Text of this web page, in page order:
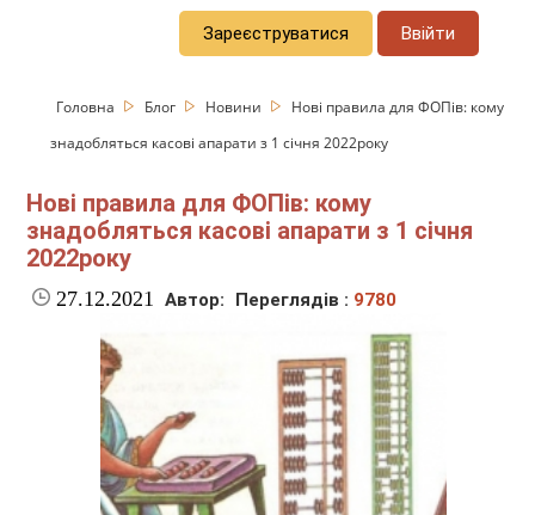
Зареєструватися Ввійти
Головна Блог Новини
Нові правила для ФОПів: кому
знадобляться касові апарати з 1 січня 2022року
Нові правила для ФОПів: кому
знадобляться касові апарати з 1 січня
2022року
27.12.2021 Автор: Переглядів : 9780